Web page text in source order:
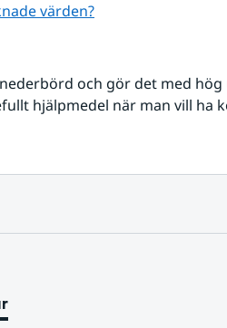
värden?
och gör det med
hjälpmedel när man vill ha